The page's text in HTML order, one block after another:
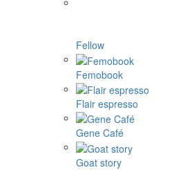
Fellow
Femobook
Flair espresso
Gene Café
Goat story